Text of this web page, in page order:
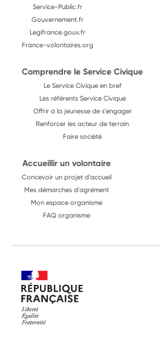
Service-Public.fr
Gouvernement.fr
Legifrance.gouv.fr
France-volontaires.org
Comprendre le Service Civique
Le Service Civique en bref
Les référents Service Civique
Offrir à la jeunesse de s'engager
Renforcer les acteur de terrain
Faire société
Accueillir un volontaire
Concevoir un projet d'accueil
Mes démarches d'agrément
Mon espace organisme
FAQ organisme